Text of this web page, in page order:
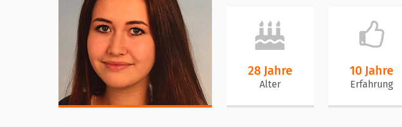
28 Jahre
Alter
10 Jahre
Erfahrung